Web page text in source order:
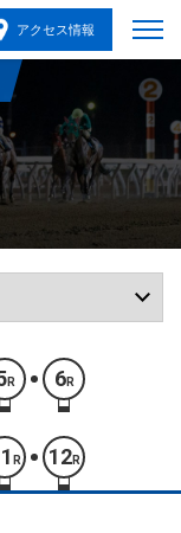
アクセス情報
R 6R
R 12R